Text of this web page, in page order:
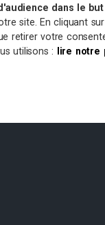
dans le
site. En cliquant
votre
utilisons :
lire notre